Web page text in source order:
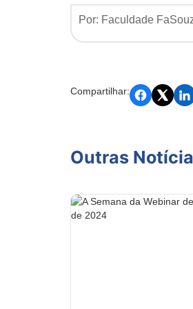
Por: Faculdade
Compartilhar:
Outras